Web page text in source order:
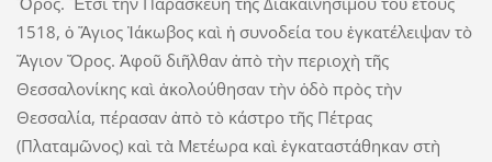
1518, ὁ Ἅγιος Ἰάκωβος καὶ ἡ συνοδεία του ἐγκατέλειψαν τὸ
Ἅγιον Ὄρος. Ἀφοῦ διῆλθαν ἀπὸ τὴν περιοχὴ τῆς
Θεσσαλονίκης καὶ ἀκολούθησαν τὴν ὁδὸ πρὸς τὴν
Θεσσαλία, πέρασαν ἀπὸ τὸ κάστρο τῆς Πέτρας
(Πλαταμῶνος) καὶ τὰ Μετέωρα καὶ ἐγκαταστάθηκαν στὴ